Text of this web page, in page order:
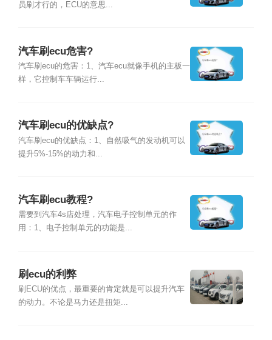
员刷才行的，ECU的意思...
汽车刷ecu危害?
汽车刷ecu的危害：1、汽车ecu就像手机的主板一
样，它控制车车辆运行...
汽车刷ecu的优缺点?
汽车刷ecu的优缺点：1、自然吸气的发动机可以
提升5%-15%的动力和...
汽车刷ecu教程?
需要到汽车4s店处理，汽车电子控制单元的作
用：1、电子控制单元的功能是...
刷ecu的利弊
刷ECU的优点，最重要的肯定就是可以提升汽车
的动力。不论是马力还是扭矩...